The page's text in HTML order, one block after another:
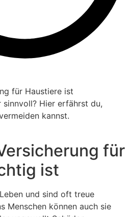
für
ist
und sind oft treue
Menschen können auch sie